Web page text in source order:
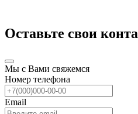
Оставьте свои
Мы с Вами свяжемся
Номер телефона
Email